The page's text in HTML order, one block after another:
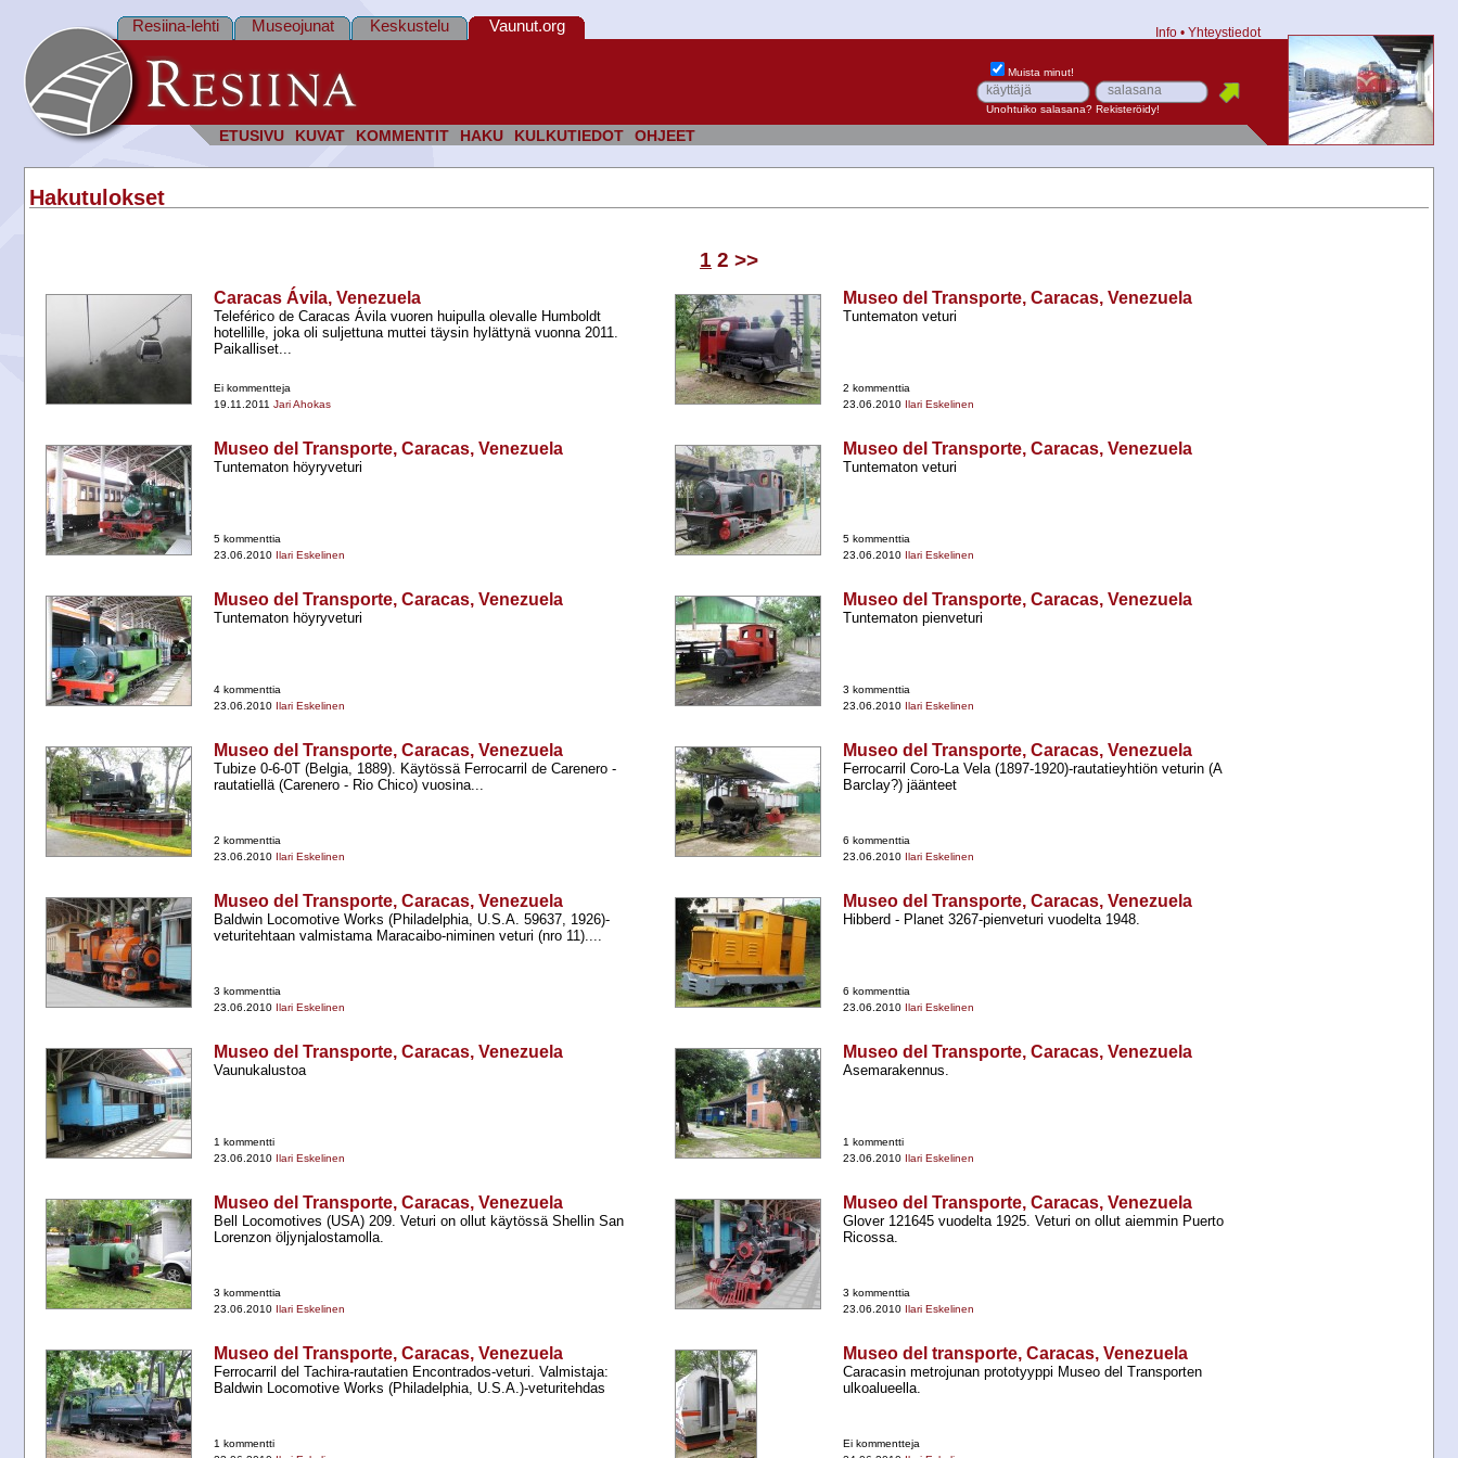
ETUSIVU KUVAT KOMMENTIT HAKU KULKUTIEDOT OHJEET
Resiina-lehti Museojunat Keskustelu Vaunut.org Info • Yhteystiedot
Muista minut!
Unohtuiko salasana? Rekisteröidy!
Hakutulokset
1 2 >>
Caracas Ávila, Venezuela
Teleférico de Caracas Ávila vuoren huipulla olevalle Humboldt
hotellille, joka oli suljettuna muttei täysin hylättynä vuonna 2011.
Paikalliset...
Ei kommentteja
19.11.2011 Jari Ahokas
Museo del Transporte, Caracas, Venezuela
Tuntematon veturi
2 kommenttia
23.06.2010 Ilari Eskelinen
Museo del Transporte, Caracas, Venezuela
Tuntematon höyryveturi
5 kommenttia
23.06.2010 Ilari Eskelinen
Museo del Transporte, Caracas, Venezuela
Tuntematon veturi
5 kommenttia
23.06.2010 Ilari Eskelinen
Museo del Transporte, Caracas, Venezuela
Tuntematon höyryveturi
4 kommenttia
23.06.2010 Ilari Eskelinen
Museo del Transporte, Caracas, Venezuela
Tuntematon pienveturi
3 kommenttia
23.06.2010 Ilari Eskelinen
Museo del Transporte, Caracas, Venezuela
Tubize 0-​6-​0T (Belgia, 1889). Käytössä Ferrocarril de Carenero -​
rautatiellä (Carenero -​ Rio Chico) vuosina...
2 kommenttia
23.06.2010 Ilari Eskelinen
Museo del Transporte, Caracas, Venezuela
Ferrocarril Coro-​La Vela (1897-​1920)-​rautatieyhtiön veturin (A
Barclay?) jäänteet
6 kommenttia
23.06.2010 Ilari Eskelinen
Museo del Transporte, Caracas, Venezuela
Baldwin Locomotive Works (Philadelphia, U.S.A. 59637, 1926)-​
veturitehtaan valmistama Maracaibo-​niminen veturi (nro 11)....
3 kommenttia
23.06.2010 Ilari Eskelinen
Museo del Transporte, Caracas, Venezuela
Hibberd -​ Planet 3267-​pienveturi vuodelta 1948.
6 kommenttia
23.06.2010 Ilari Eskelinen
Museo del Transporte, Caracas, Venezuela
Vaunukalustoa
1 kommentti
23.06.2010 Ilari Eskelinen
Museo del Transporte, Caracas, Venezuela
Asemarakennus.
1 kommentti
23.06.2010 Ilari Eskelinen
Museo del Transporte, Caracas, Venezuela
Bell Locomotives (USA) 209. Veturi on ollut käytössä Shellin San
Lorenzon öljynjalostamolla.
3 kommenttia
23.06.2010 Ilari Eskelinen
Museo del Transporte, Caracas, Venezuela
Glover 121645 vuodelta 1925. Veturi on ollut aiemmin Puerto
Ricossa.
3 kommenttia
23.06.2010 Ilari Eskelinen
Museo del Transporte, Caracas, Venezuela
Ferrocarril del Tachira-​rautatien Encontrados-​veturi. Valmistaja:
Baldwin Locomotive Works (Philadelphia, U.S.A.)-​veturitehdas
1 kommentti
Museo del transporte, Caracas, Venezuela
Caracasin metrojunan prototyyppi Museo del Transporten
ulkoalueella.
Ei kommentteja